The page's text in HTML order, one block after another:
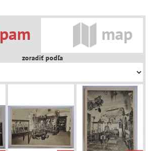
pam map
zoradiť podľa